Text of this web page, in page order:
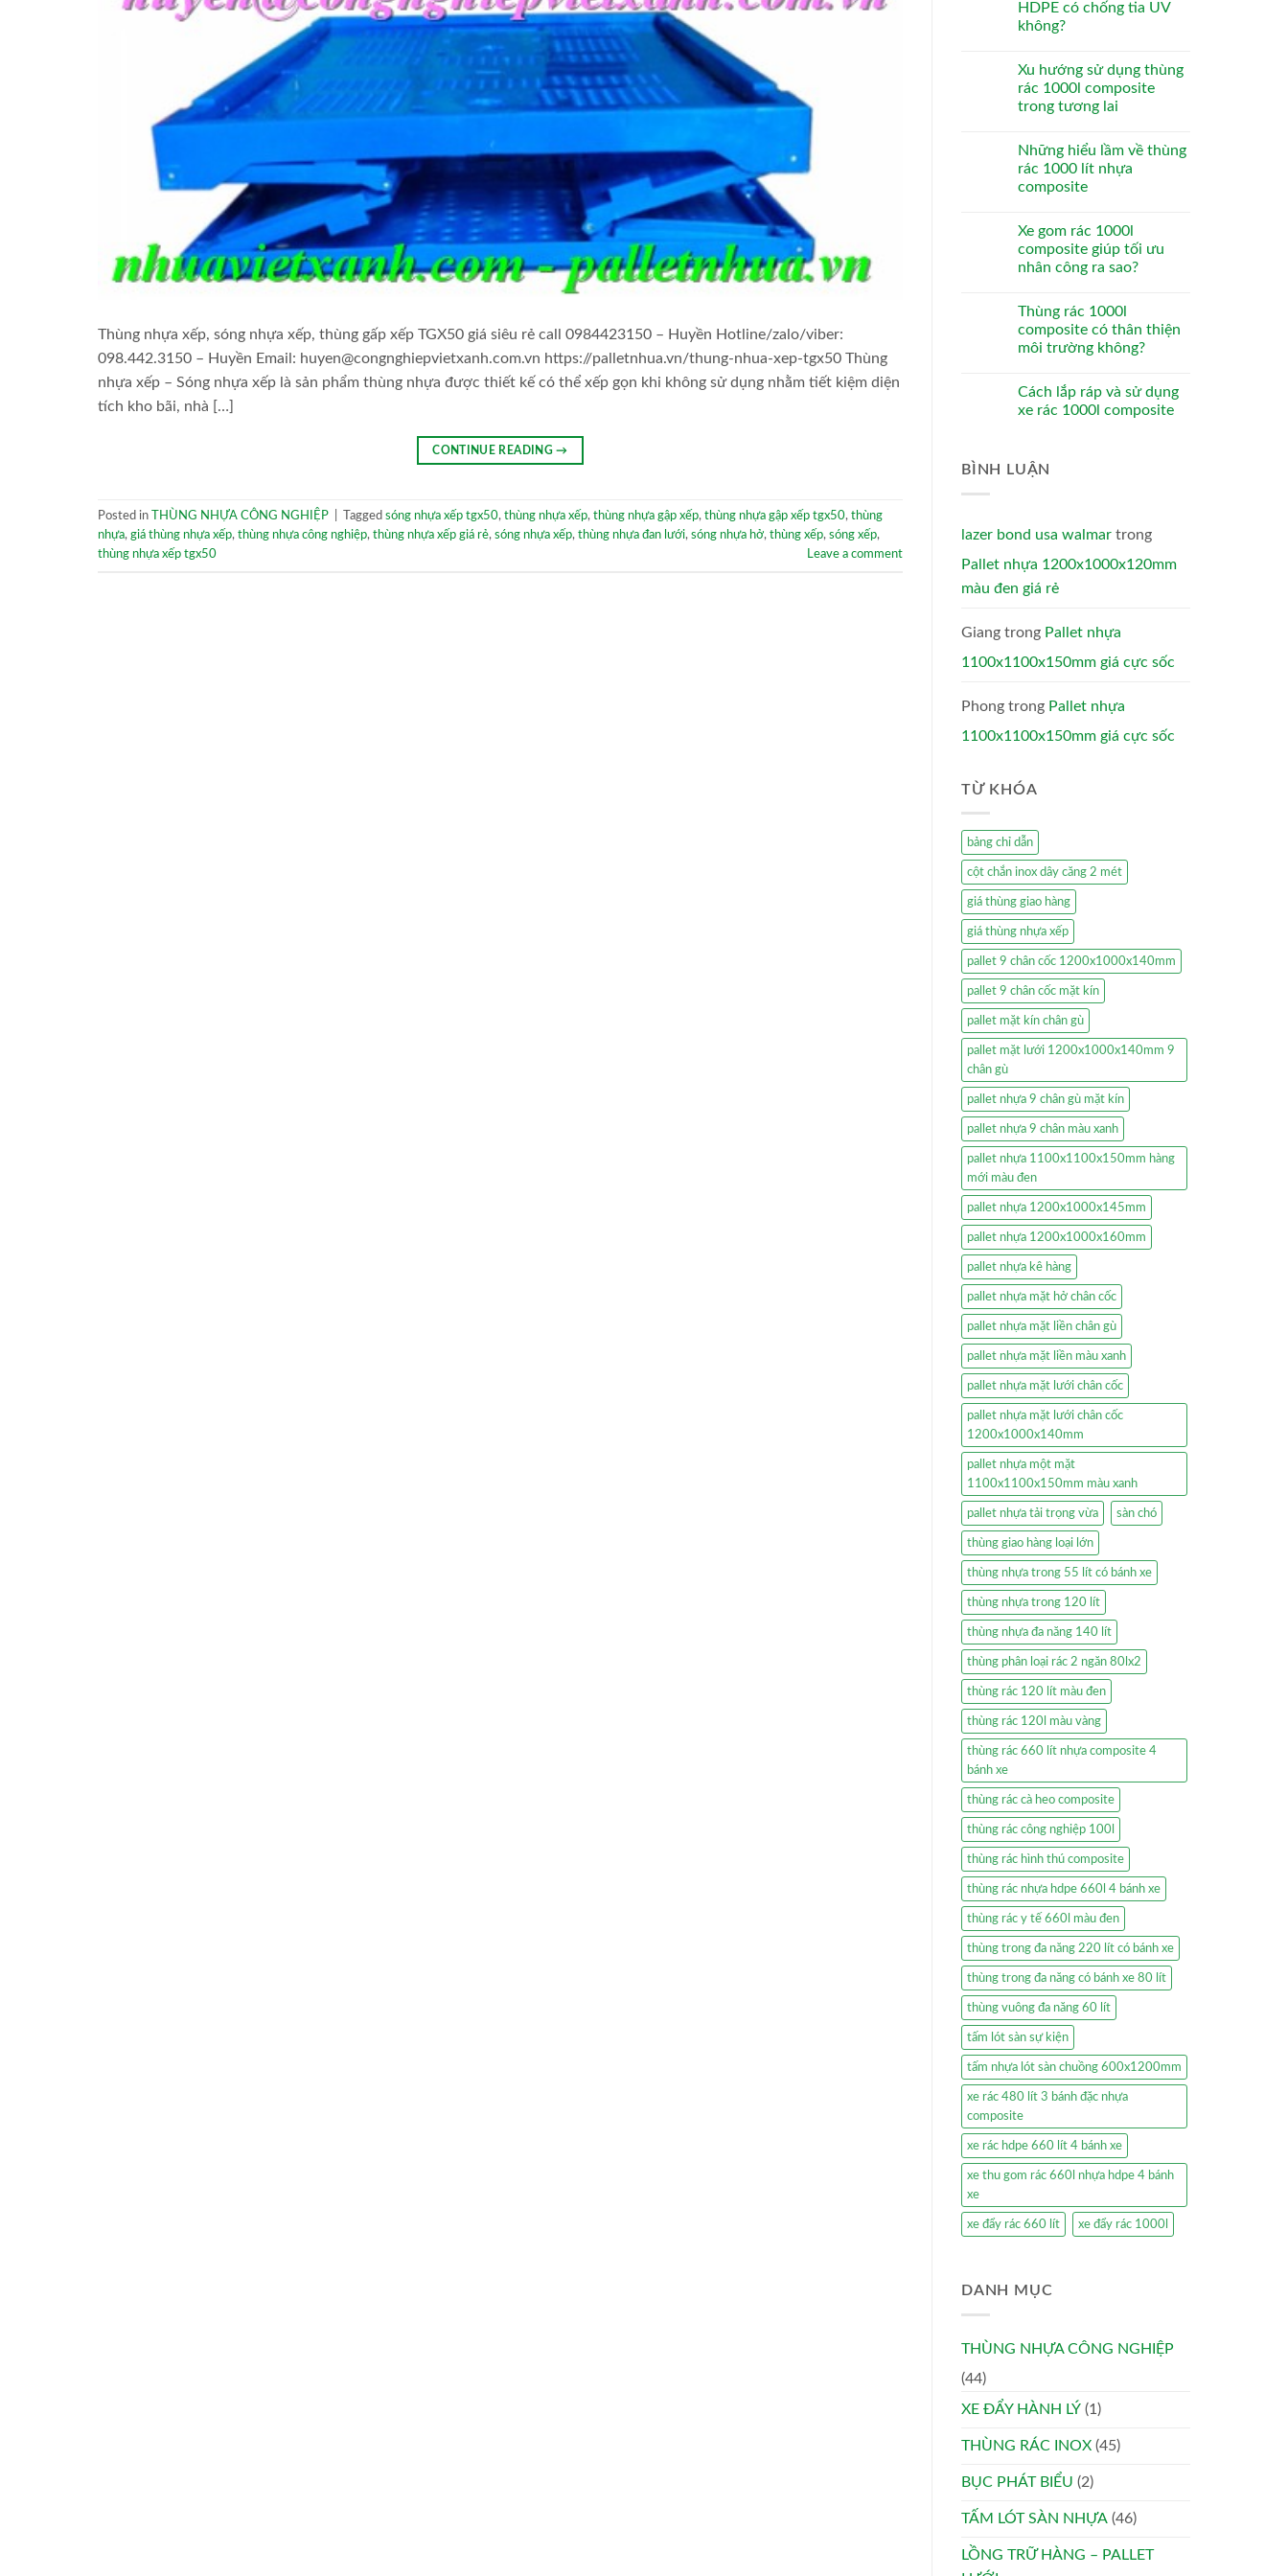
Thùng nhựa xếp, sóng nhựa xếp, thùng gấp xếp TGX50 giá siêu rẻ call 0984423150 – Huyền Hotline/zalo/viber:
098.442.3150 – Huyền Email: huyen@congnghiepvietxanh.com.vn https://palletnhua.vn/thung-nhua-xep-tgx50 Thùng
nhựa xếp – Sóng nhựa xếp là sản phẩm thùng nhựa được thiết kế có thể xếp gọn khi không sử dụng nhằm tiết kiệm diện
tích kho bãi, nhà […]
CONTINUE READING→
Posted in THÙNG NHỰA CÔNG NGHIỆP Tagged sóng nhựa xếp tgx50, thùng nhựa xếp, thùng nhựa gập xếp, thùng nhựa gập xếp tgx50, thùng
nhựa, giá thùng nhựa xếp, thùng nhựa công nghiệp, thùng nhựa xếp giá rẻ, sóng nhựa xếp, thùng nhựa đan lưới, sóng nhựa hở, thùng xếp, sóng xếp,
thùng nhựa xếp tgx50
Leave a comment
HDPE có chống tia UV
không?
Xu hướng sử dụng thùng
rác 1000l composite
trong tương lai
Những hiểu lầm về thùng
rác 1000 lít nhựa
composite
Xe gom rác 1000l
composite giúp tối ưu
nhân công ra sao?
Thùng rác 1000l
composite có thân thiện
môi trường không?
Cách lắp ráp và sử dụng
xe rác 1000l composite
BÌNH LUẬN
lazer bond usa walmar trong
Pallet nhựa 1200x1000x120mm
màu đen giá rẻ
Giang trong Pallet nhựa
1100x1100x150mm giá cực sốc
Phong trong Pallet nhựa
1100x1100x150mm giá cực sốc
TỪ KHÓA
bảng chỉ dẫn
cột chắn inox dây căng 2 mét
giá thùng giao hàng
giá thùng nhựa xếp
pallet 9 chân cốc 1200x1000x140mm
pallet 9 chân cốc mặt kín
pallet mặt kín chân gù
pallet mặt lưới 1200x1000x140mm 9
chân gù
pallet nhựa 9 chân gù mặt kín
pallet nhựa 9 chân màu xanh
pallet nhựa 1100x1100x150mm hàng
mới màu đen
pallet nhựa 1200x1000x145mm
pallet nhựa 1200x1000x160mm
pallet nhựa kê hàng
pallet nhựa mặt hở chân cốc
pallet nhựa mặt liền chân gù
pallet nhựa mặt liền màu xanh
pallet nhựa mặt lưới chân cốc
pallet nhựa mặt lưới chân cốc
1200x1000x140mm
pallet nhựa một mặt
1100x1100x150mm màu xanh
pallet nhựa tải trọng vừa sàn chó
thùng giao hàng loại lớn
thùng nhựa trong 55 lít có bánh xe
thùng nhựa trong 120 lít
thùng nhựa đa năng 140 lít
thùng phân loại rác 2 ngăn 80lx2
thùng rác 120 lít màu đen
thùng rác 120l màu vàng
thùng rác 660 lít nhựa composite 4
bánh xe
thùng rác cà heo composite
thùng rác công nghiệp 100l
thùng rác hình thú composite
thùng rác nhựa hdpe 660l 4 bánh xe
thùng rác y tế 660l màu đen
thùng trong đa năng 220 lít có bánh xe
thùng trong đa năng có bánh xe 80 lít
thùng vuông đa năng 60 lít
tấm lót sàn sự kiện
tấm nhựa lót sàn chuồng 600x1200mm
xe rác 480 lít 3 bánh đặc nhựa
composite
xe rác hdpe 660 lít 4 bánh xe
xe thu gom rác 660l nhựa hdpe 4 bánh
xe
xe đẩy rác 660 lít xe đẩy rác 1000l
DANH MỤC
THÙNG NHỰA CÔNG NGHIỆP
(44)
XE ĐẨY HÀNH LÝ (1)
THÙNG RÁC INOX (45)
BỤC PHÁT BIỂU (2)
TẤM LÓT SÀN NHỰA (46)
LỒNG TRỮ HÀNG – PALLET